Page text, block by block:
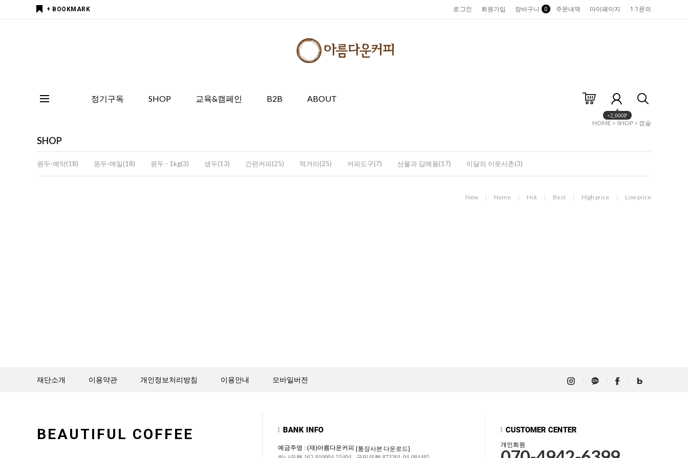
+ BOOKMARK 로그인 회원가입 장바구니 0 주문내역 마이페이지 1:1문의
정기구독 SHOP 교육&캠페인 B2B ABOUT
+2,000P
HOME > SHOP > 캡슐
SHOP
원두-예약(18) 원두-매일(18) 원두 - 1kg(3) 생두(13) 간편커피(25) 먹거리(25) 커피도구(7) 선물과 답례품(17) 이달의 이웃사촌(3)
New Name Hot Best High price Low price
재단소개 이용약관 개인정보처리방침 이용안내 모바일버전
BEAUTIFUL COFFEE
예금주명 : (재)아름다운커피 [통장사본 다운로드]
개인회원